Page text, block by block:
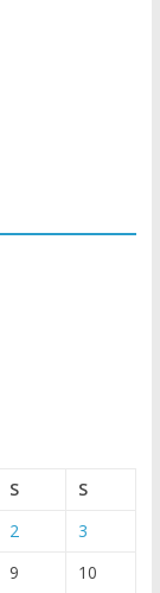
S
S
2
3
9 10